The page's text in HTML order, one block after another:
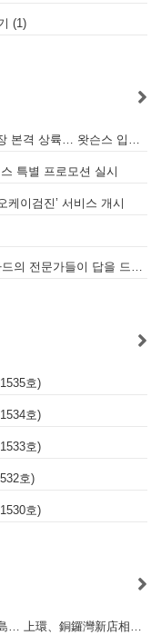
(1)
대한민국 대표 숙취해소제 ‘컨디션’, 홍콩 시장 본격 상륙… 왓슨스 입점 기념 할인 행사 진행
특별 프로모션 실시
케이검진’ 서비스 개시
WALL 복잡한 홍콩 세무 회계, 글로벌 스탠다드의 전문가들이 답을 드립니다! - 법인설립, 회계, 감사
호)
호)
호)
호)
호)
韓式燒肉「火桶（Hwa Tong）」正式進軍港島… 上環、銅鑼灣新店相繼開幕